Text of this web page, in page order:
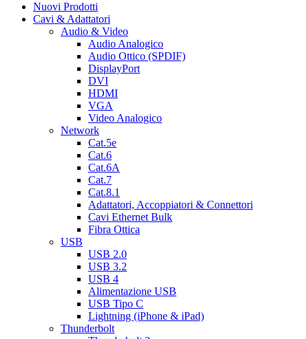
Nuovi Prodotti
Cavi & Adattatori
Audio & Video
Audio Analogico
Audio Ottico (SPDIF)
DisplayPort
DVI
HDMI
VGA
Video Analogico
Network
Cat.5e
Cat.6
Cat.6A
Cat.7
Cat.8.1
Adattatori, Accoppiatori & Connettori
Cavi Ethernet Bulk
Fibra Ottica
USB
USB 2.0
USB 3.2
USB 4
Alimentazione USB
USB Tipo C
Lightning (iPhone & iPad)
Thunderbolt